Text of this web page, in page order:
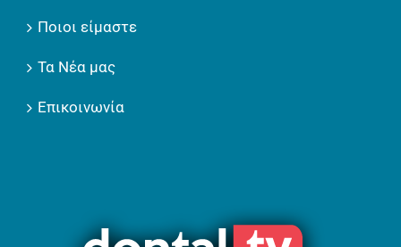
Ποιοι είμαστε
Τα Νέα μας
Επικοινωνία